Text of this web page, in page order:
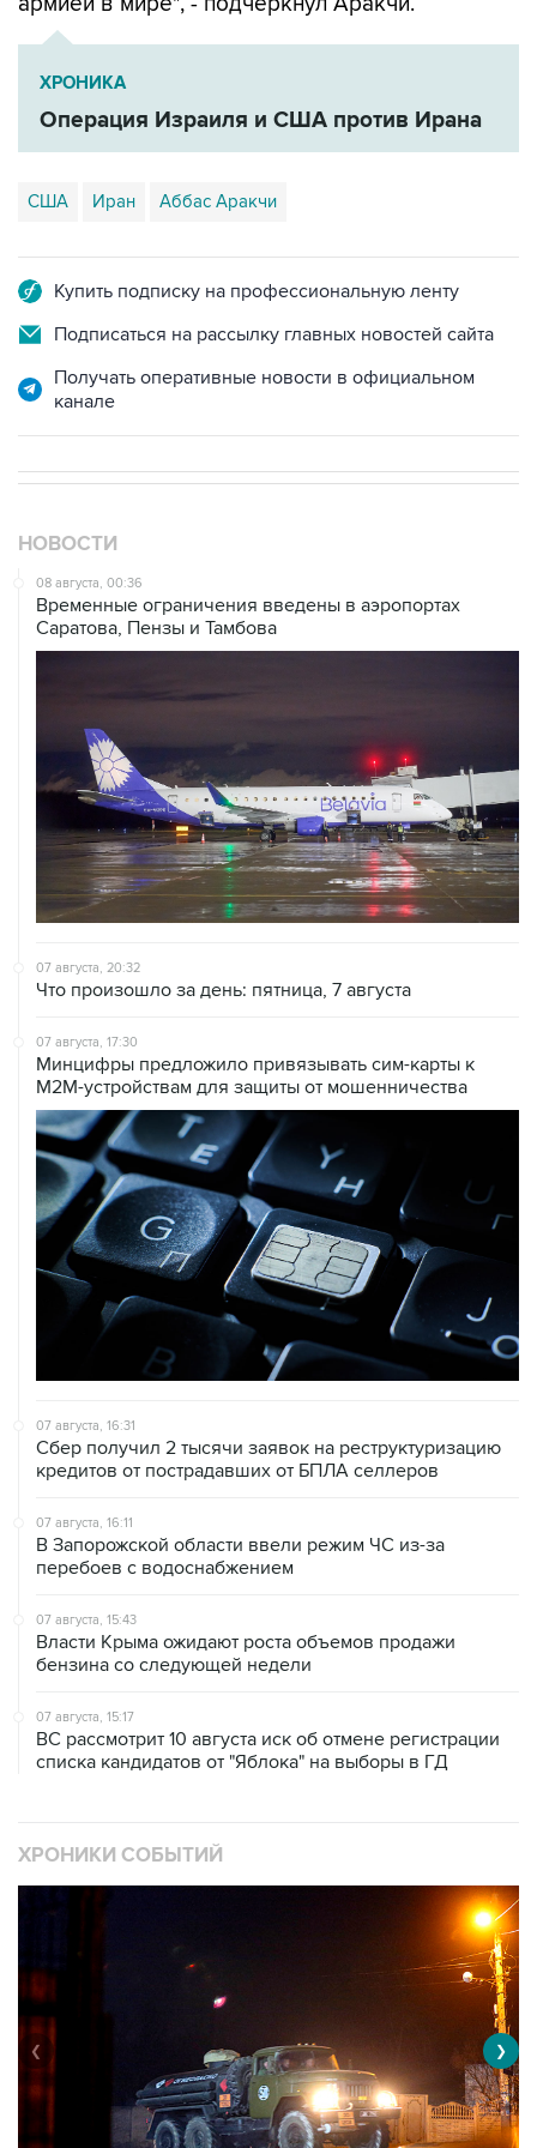
ХРОНИКА
Операция Израиля и США против Ирана
США Иран Аббас Аракчи
Купить подписку на профессиональную ленту
Подписаться на рассылку главных новостей сайта
Получать оперативные новости в официальном
канале
НОВОСТИ
08 августа, 00:36
Временные ограничения введены в аэропортах
Саратова, Пензы и Тамбова
07 августа, 20:32
Что произошло за день: пятница, 7 августа
07 августа, 17:30
Минцифры предложило привязывать сим-карты к
M2M-устройствам для защиты от мошенничества
07 августа, 16:31
Сбер получил 2 тысячи заявок на реструктуризацию
кредитов от пострадавших от БПЛА селлеров
07 августа, 16:11
В Запорожской области ввели режим ЧС из-за
перебоев с водоснабжением
07 августа, 15:43
Власти Крыма ожидают роста объемов продажи
бензина со следующей недели
07 августа, 15:17
ВС рассмотрит 10 августа иск об отмене регистрации
списка кандидатов от "Яблока" на выборы в ГД
ХРОНИКИ СОБЫТИЙ
❮ ❯